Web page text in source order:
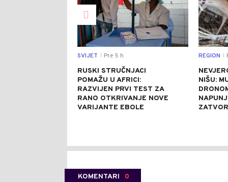
SVIJET Pre 5 h
RUSKI STRUČNJACI
POMAŽU U AFRICI:
RAZVIJEN PRVI TEST ZA
RANO OTKRIVANJE NOVE
VARIJANTE EBOLE
REGION
NIŠU:
ZATVOR
KOMENTARI 0